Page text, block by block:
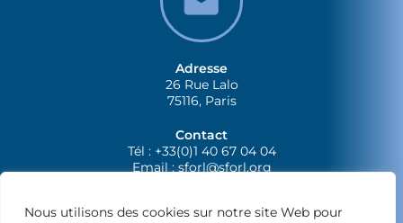
Nous utilisons des cookies sur notre site Web pour
Adresse
26 Rue Lalo
75116, Paris
Contact
Tél : +33(0)1 40 67 04 04
Email :sforl@sforl.org